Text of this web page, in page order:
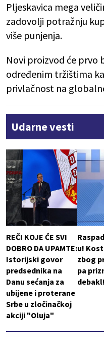
Pljeskavica mega
zadovolji potražnju
više punjenja.
Novi proizvod će prvo
određenim tržištima
privlačnost na
Udarne vesti
REČI KOJE ĆE SVI
DOBRO DA UPAMTE:
Istorijski govor
predsednika na
Danu sećanja za
ubijene i proterane
Srbe u zločinačkoj
akciji "Oluja"
u!
zbog
pa